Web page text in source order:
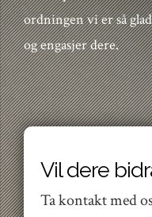
ordningen vi er så
og engasjer dere.
Vil dere
Ta kontakt med